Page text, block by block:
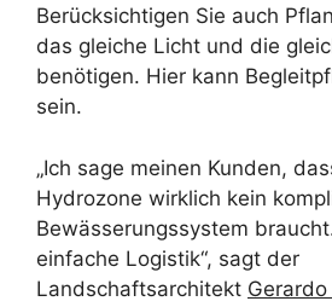
Berücksichtigen Sie auch
das gleiche Licht und die
benötigen. Hier kann
sein.
„Ich sage meinen Kunden,
Hydrozone wirklich kein
Bewässerungssystem
einfache Logistik“, sagt der
Landschaftsarchitekt